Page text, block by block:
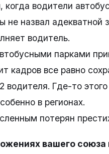
водители
не назвал адекватной
водитель.
парками
кадров все равно
Где-то
в регионах.
потерян
вашего